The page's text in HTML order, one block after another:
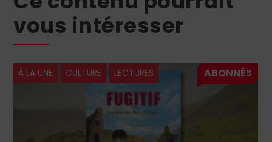
vous intéresser
À LA UNE CULTURE LECTURES